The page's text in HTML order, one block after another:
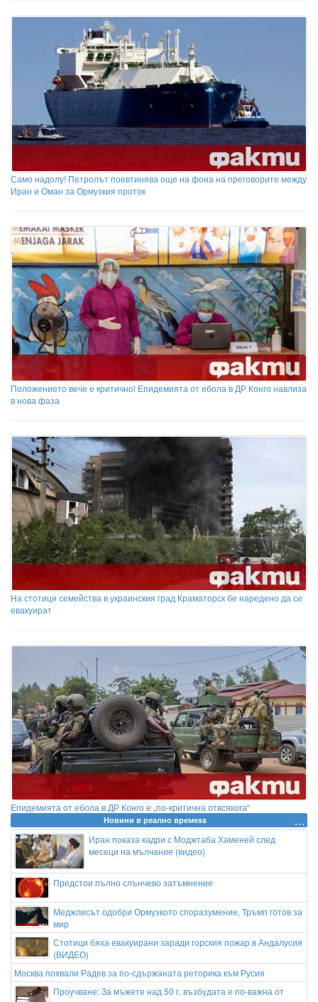
Само надолу! Петролът поевтинява още на фона на преговорите между
Иран и Оман за Ормузкия проток
Положението вече е критично! Епидемията от ебола в ДР Конго навлиза
в нова фаза
На стотици семейства в украинския град Краматорск бе наредено да се
евакуират
Епидемията от ебола в ДР Конго е „по-критична отвсякога“
Новини в реално времеss
Иран показа кадри с Моджтаба Хаменей след
месеци на мълчание (видео)
Предстои пълно слънчево затъмнение
Меджлисът одобри Ормузкото споразумение, Тръмп готов за
мир
Стотици бяха евакуирани заради горския пожар в Андалусия
(ВИДЕО)
Москва похвали Радев за по-сдържаната реторика към Русия
Проучване: За мъжете над 50 г. възбудата е по-важна от